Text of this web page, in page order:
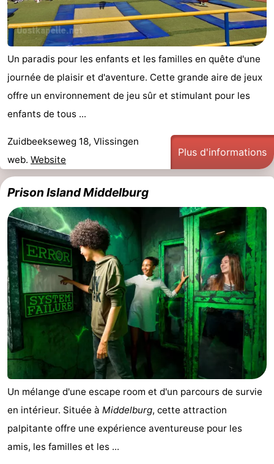
Un paradis pour les enfants et les familles en quête d'une
journée de plaisir et d'aventure. Cette grande aire de jeux
offre un environnement de jeu sûr et stimulant pour les
enfants de tous ...
Zuidbeekseweg 18, Vlissingen
web. Website
Plus d'informations
Prison Island Middelburg
Un mélange d'une escape room et d'un parcours de survie
en intérieur. Située à Middelburg, cette attraction
palpitante offre une expérience aventureuse pour les
amis, les familles et les ...